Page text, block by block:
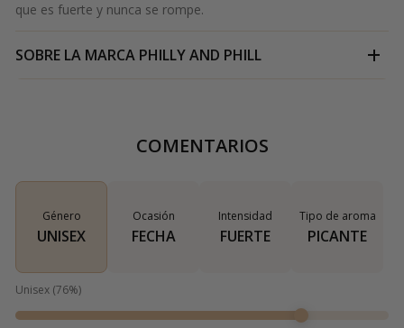
que es fuerte y nunca se rompe.
SOBRE LA MARCA PHILLY AND PHILL
COMENTARIOS
Género
UNISEX
Ocasión
FECHA
Intensidad
FUERTE
Tipo de aroma
PICANTE
Unisex (76%)